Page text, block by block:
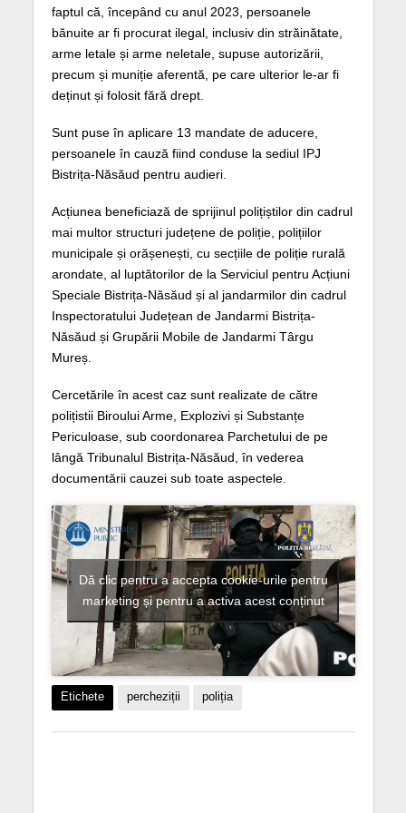
faptul că, începând cu anul 2023, persoanele
bănuite ar fi procurat ilegal, inclusiv din străinătate,
arme letale și arme neletale, supuse autorizării,
precum și muniție aferentă, pe care ulterior le-ar fi
deținut și folosit fără drept.
Sunt puse în aplicare 13 mandate de aducere,
persoanele în cauză fiind conduse la sediul IPJ
Bistrița-Năsăud pentru audieri.
Acțiunea beneficiază de sprijinul polițiștilor din cadrul
mai multor structuri județene de poliție, polițiilor
municipale și orășenești, cu secțiile de poliție rurală
arondate, al luptătorilor de la Serviciul pentru Acțiuni
Speciale Bistrița-Năsăud și al jandarmilor din cadrul
Inspectoratului Județean de Jandarmi Bistrița-
Năsăud și Grupării Mobile de Jandarmi Târgu
Mureș.
Cercetările în acest caz sunt realizate de către
polițistii Biroului Arme, Explozivi și Substanțe
Periculoase, sub coordonarea Parchetului de pe
lângă Tribunalul Bistrița-Năsăud, în vederea
documentării cauzei sub toate aspectele.
Dă clic pentru a accepta cookie-urile pentru
marketing și pentru a activa acest conținut
Etichete percheziții poliția